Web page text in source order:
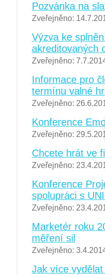
Pozvánka na
Zveřejněno:
Výzva ke
akreditovaných
Zveřejněno:
Informace pro
termínu valné
Zveřejněno:
Konference
Zveřejněno:
Chcete hrát ve
Zveřejněno:
Konference
spolupráci s
Zveřejněno:
Marketér roku
měření sil
Zveřejněno:
Jak více